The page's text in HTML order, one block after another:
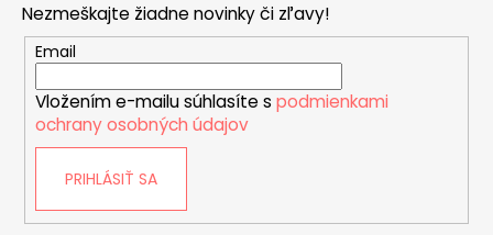
Nezmeškajte žiadne novinky či zľavy!
Email
Vložením e-mailu súhlasíte s podmienkami
ochrany osobných údajov
PRIHLÁSIŤ SA